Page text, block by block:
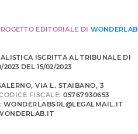
EDITORIALE DI WONDERLAB
ISCRITTA AL TRIBUNALE DI
2023 DEL 15/02/2023
VIA L. STAIBANO, 3
FISCALE: 05767930653
WONDERLABSRL@LEGALMAIL.IT